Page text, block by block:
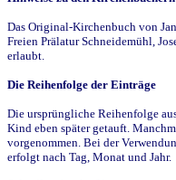
Das Original-Kirchenbuch von
Freien Prälatur Schneidemühl,
erlaubt.
Die Reihenfolge der Einträge
Die ursprüngliche Reihenfolge
Kind eben später getauft.
vorgenommen. Bei der
erfolgt nach Tag, Monat und Jahr.